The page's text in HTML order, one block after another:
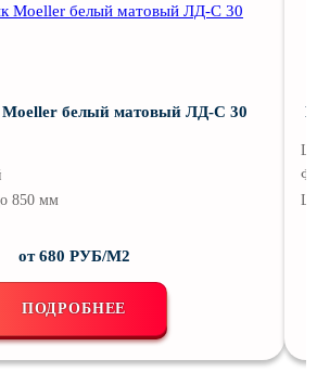
белый матовый ЛД-С 30
850 мм
от 680 РУБ/М2
ПОДРОБНЕЕ